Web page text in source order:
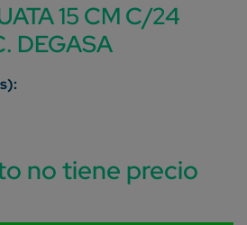
15 CM C/24
DEGASA
no tiene precio